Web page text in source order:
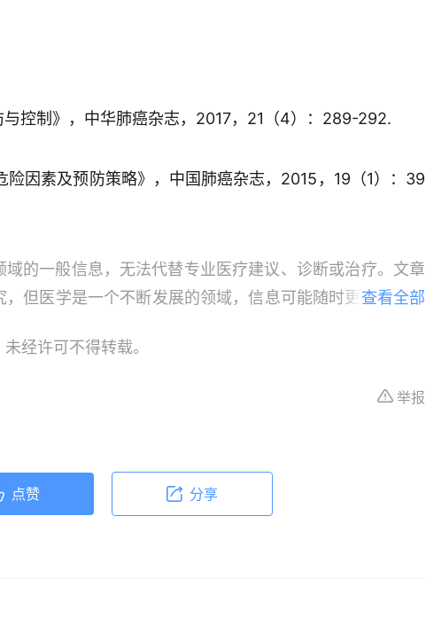
与控制》，中华肺癌杂志，2017，21（4）：289-292.
险因素及预防策略》，中国肺癌杂志，2015，19（1）：39
域的一般信息，无法代替专业医疗建议、诊断或治疗。文章
但医学是一个不断发展的领域，信息可能随时更新，因此
我诊断或治疗的依据，紧急医疗情况应立即寻求专业医疗
查看全部
经许可不得转载。
举报
点赞 分享